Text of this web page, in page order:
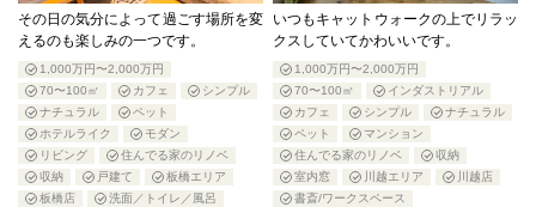
その日の気分によって過ごす場所を変
えるのも楽しみの一つです。
1,000万円〜2,000万円
70〜100㎡
カフェ
シンプル
ナチュラル
ペット
ホテルライク
モダン
リビング
住んでる家のリノベ
収納
戸建て
板橋エリア
板橋店
洗面／トイレ／風呂
いつもキャットウォークの上でリラッ
クスしていてかわいいです。
1,000万円〜2,000万円
70〜100㎡
インダストリアル
カフェ
シンプル
ナチュラル
ペット
マンション
住んでる家のリノベ
収納
室内窓
川越エリア
川越店
書斎/ワークスペース